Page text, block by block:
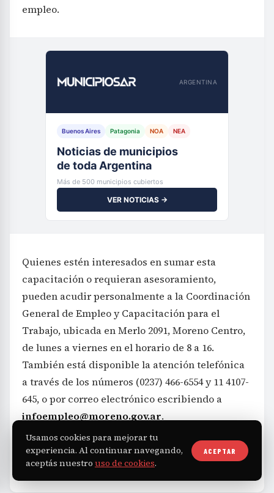
empleo.
ARGENTINA
Buenos Aires Patagonia NOA NEA
Noticias de municipios
de toda Argentina
Más de 500 municipios cubiertos
VER NOTICIAS →
Quienes estén interesados en sumar esta
capacitación o requieran asesoramiento,
pueden acudir personalmente a la Coordinación
General de Empleo y Capacitación para el
Trabajo, ubicada en Merlo 2091, Moreno Centro,
de lunes a viernes en el horario de 8 a 16.
También está disponible la atención telefónica
a través de los números (0237) 466-6554 y 11 4107-
645, o por correo electrónico escribiendo a
infoempleo@moreno.gov.ar.
TAGS Educación
Usamos cookies para mejorar tu
experiencia. Al continuar navegando,
aceptás nuestro uso de cookies.
ACEPTAR